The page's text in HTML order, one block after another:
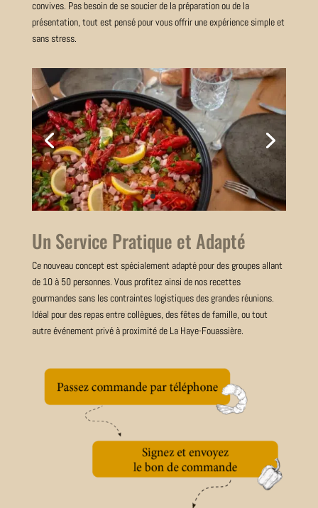
convives. Pas besoin de se soucier de la préparation ou de la
présentation, tout est pensé pour vous offrir une expérience simple et
sans stress.
Un Service Pratique et Adapté
Ce nouveau concept est spécialement adapté pour des groupes allant
de 10 à 50 personnes. Vous profitez ainsi de nos recettes
gourmandes sans les contraintes logistiques des grandes réunions.
Idéal pour des repas entre collègues, des fêtes de famille, ou tout
autre événement privé à proximité de La Haye-Fouassière.